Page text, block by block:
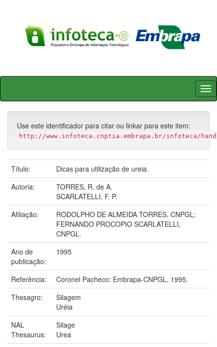
Skip
Use este identificador para citar ou linkar para este item:
http://www.infoteca.cnptia.embrapa.br/infoteca/
Título:
Dicas para utilização de ureia.
Autoria:
TORRES, R. de A.
SCARLATELLI, F. P.
Afiliação:
RODOLPHO DE ALMEIDA TORRES, CNPGL;
FERNANDO PROCOPIO SCARLATELLI,
CNPGL.
Ano de
publicação:
1995
Referência:
Coronel Pacheco: Embrapa-CNPGL, 1995.
Thesagro:
Silagem
Uréia
NAL
Thesaurus:
Silage
Urea